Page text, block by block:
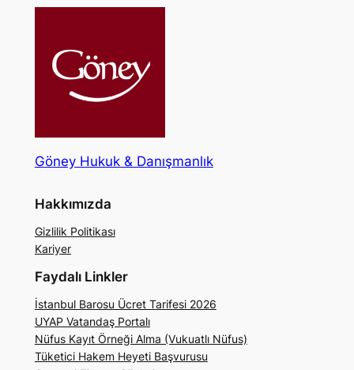
Göney Hukuk & Danışmanlık
Hakkımızda
Gizlilik Politikası
Kariyer
Faydalı Linkler
İstanbul Barosu Ücret Tarifesi 2026
UYAP Vatandaş Portalı
Nüfus Kayıt Örneği Alma (Vukuatlı Nüfus)
Tüketici Hakem Heyeti Başvurusu